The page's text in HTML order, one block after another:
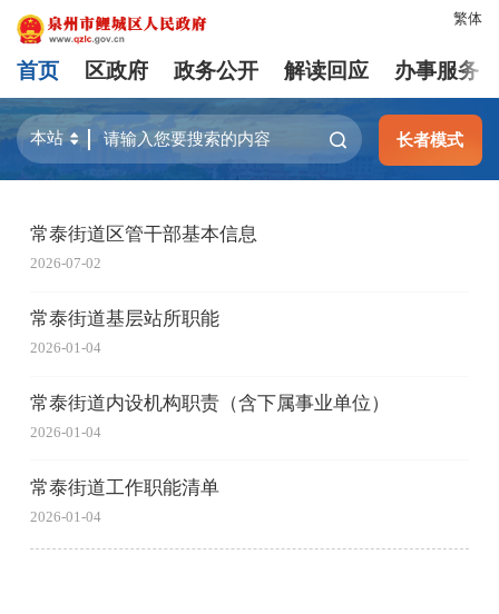
繁体
首页 区政府 政务公开 解读回应 办事服务
长者模式
常泰街道区管干部基本信息
2026-07-02
常泰街道基层站所职能
2026-01-04
常泰街道内设机构职责（含下属事业单位）
2026-01-04
常泰街道工作职能清单
2026-01-04